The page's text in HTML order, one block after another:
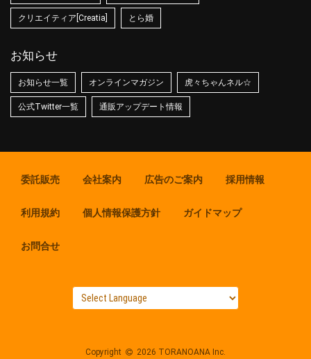
クリエイティア[Creatia] とら婚
お知らせ
お知らせ一覧 オンラインマガジン 虎々ちゃんネル☆
公式Twitter一覧 通販アップデート情報
委託販売 会社案内 広告のご案内 採用情報
利用規約 個人情報保護方針 ガイドマップ
お問合せ
Copyright 2026 TORANOANA Inc.